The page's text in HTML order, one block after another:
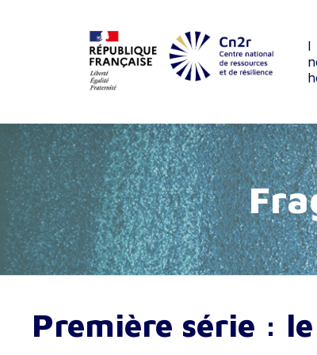
I
Fra
Première série :